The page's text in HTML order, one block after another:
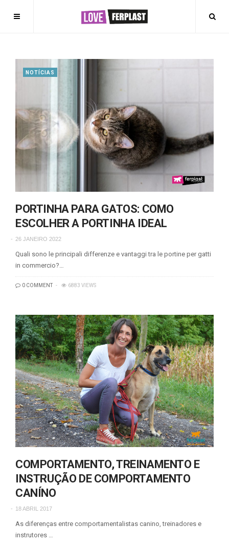
NOTÍCIAS
PORTINHA PARA GATOS: COMO
ESCOLHER A PORTINHA IDEAL
26 JANEIRO 2022
Quali sono le principali differenze e vantaggi tra le portine per gatti
in commercio?…
0 COMMENT 6883 VIEWS
COMPORTAMENTO, TREINAMENTO E
INSTRUÇÃO DE COMPORTAMENTO
CANÍNO
18 ABRIL 2017
As diferenças entre comportamentalistas canino, treinadores e
instrutores …